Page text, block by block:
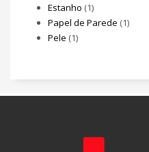
Estanho (1)
Papel de Parede (1)
Pele (1)